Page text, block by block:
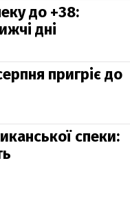
до +38:
дні
пригріє до
спеки: